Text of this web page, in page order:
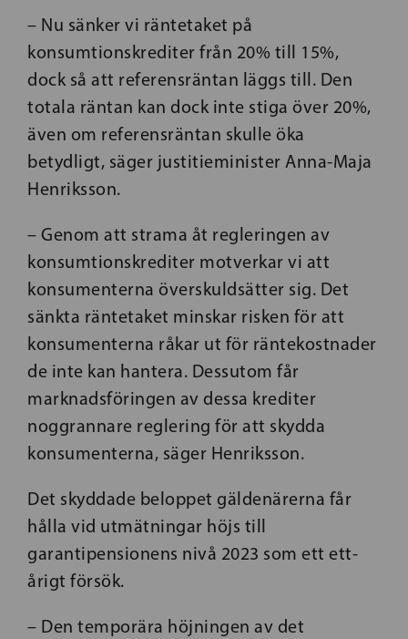
– Nu sänker vi räntetaket på
konsumtionskrediter från 20% till 15%,
dock så att referensräntan läggs till. Den
totala räntan kan dock inte stiga över 20%,
även om referensräntan skulle öka
betydligt, säger justitieminister Anna-Maja
Henriksson.
– Genom att strama åt regleringen av
konsumtionskrediter motverkar vi att
konsumenterna överskuldsätter sig. Det
sänkta räntetaket minskar risken för att
konsumenterna råkar ut för räntekostnader
de inte kan hantera. Dessutom får
marknadsföringen av dessa krediter
noggrannare reglering för att skydda
konsumenterna, säger Henriksson.
Det skyddade beloppet gäldenärerna får
hålla vid utmätningar höjs till
garantipensionens nivå 2023 som ett ett-
årigt försök.
– Den temporära höjningen av det